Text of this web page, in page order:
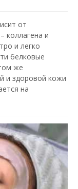
от
коллагена и
и легко
белковые
же
и здоровой кожи
на